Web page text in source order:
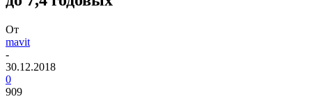
От
mavit
-
30.12.2018
0
909